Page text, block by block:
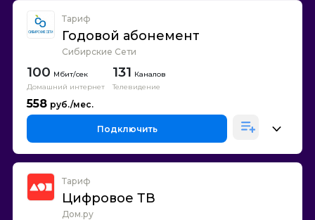
Тариф
Годовой абонемент
Сибирские Сети
100
Домашний интернет
131 Каналов
Телевидение
558
Подключить
Тариф
Цифровое ТВ
Дом.ру